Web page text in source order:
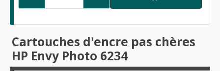
Cartouches d'encre pas chères
HP Envy Photo 6234